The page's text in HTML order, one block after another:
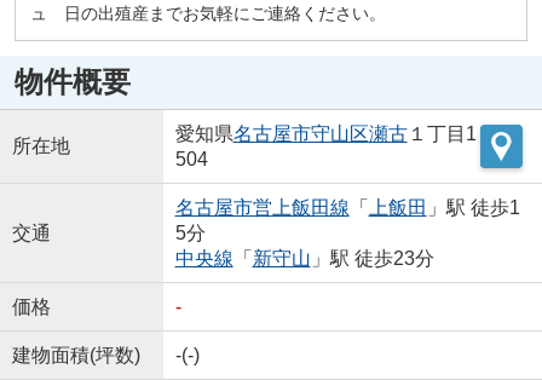
ュ 日の出殖産までお気軽にご連絡ください。
物件概要
所在地
愛知県名古屋市守山区瀬古１丁目1
504
交通
名古屋市営上飯田線 「 上飯田 」駅 徒歩1
5分
中央線 「 新守山 」駅 徒歩23分
価格 -
建物面積(坪数) -(-)